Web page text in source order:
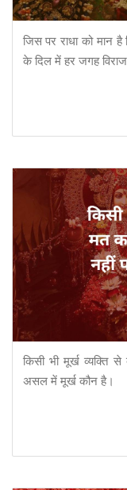
जिस पर राधा को मान है
के दिल में हर जगह
किसी भी मूर्ख व्यक्ति
असल में मूर्ख कौन है।